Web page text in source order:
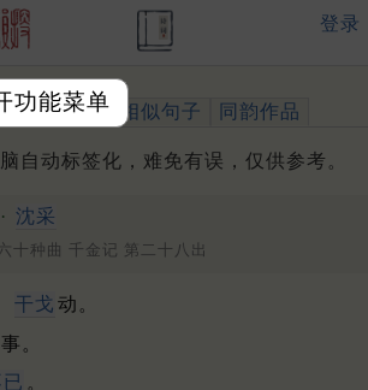
功能菜单
登录
出处、引用 相似句子 同韵作品
自动标签化，难免有误，仅供参考。
沈采
十种曲 千金记 第二十八出
干戈 动。
事。
。